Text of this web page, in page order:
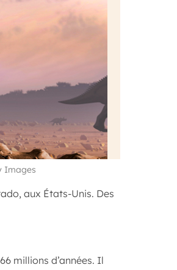
Images
aux États-Unis. Des
millions d’années. Il